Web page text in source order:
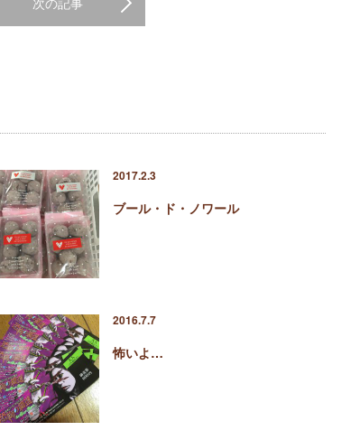
2017.2.3
ブール・ド・ノワール
2016.7.7
怖いよ…